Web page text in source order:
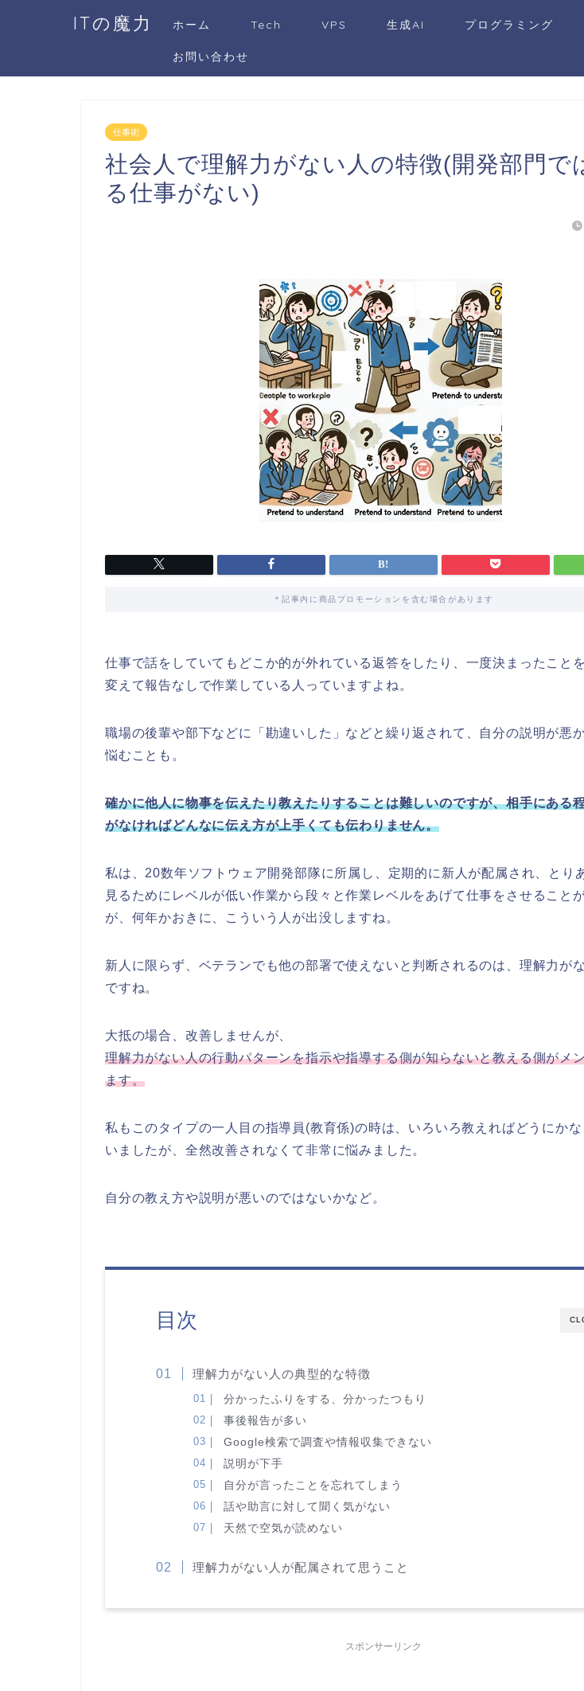
ITの魔力 ホーム Tech VPS 生成AI プログラミング
お問い合わせ
仕事術
社会人で理解力がない人の特徴(開発部門で
る仕事がない)
＊記事内に商品プロモーションを含む場合があります
仕事で話をしていてもどこか的が外れている返答をしたり、一度決まったこと
変えて報告なしで作業している人っていますよね。
職場の後輩や部下などに「勘違いした」などと繰り返されて、自分の説明が悪
悩むことも。
確かに他人に物事を伝えたり教えたりすることは難しいのですが、相手にある
がなければどんなに伝え方が上手くても伝わりません。
私は、20数年ソフトウェア開発部隊に所属し、定期的に新人が配属され、とり
見るためにレベルが低い作業から段々と作業レベルをあげて仕事をさせること
が、何年かおきに、こういう人が出没しますね。
新人に限らず、ベテランでも他の部署で使えないと判断されるのは、理解力が
ですね。
大抵の場合、改善しませんが、
理解力がない人の行動パターンを指示や指導する側が知らないと教える側がメ
ます。
私もこのタイプの一人目の指導員(教育係)の時は、いろいろ教えればどうにかな
いましたが、全然改善されなくて非常に悩みました。
自分の教え方や説明が悪いのではないかなど。
目次
理解力がない人の典型的な特徴
分かったふりをする、分かったつもり
事後報告が多い
Google検索で調査や情報収集できない
説明が下手
自分が言ったことを忘れてしまう
話や助言に対して聞く気がない
天然で空気が読めない
理解力がない人が配属されて思うこと
スポンサーリンク